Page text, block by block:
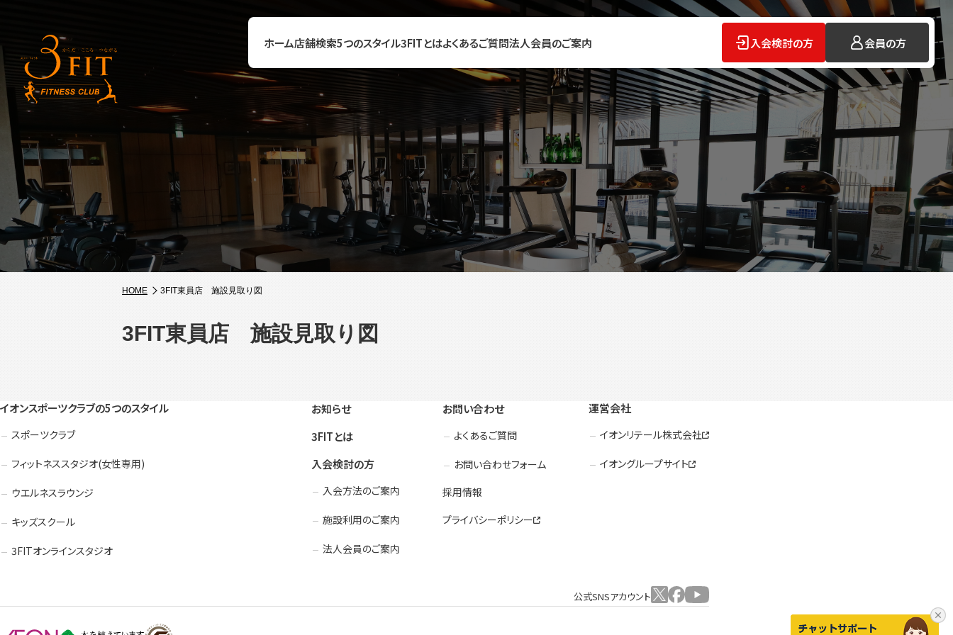
ホーム店舗検索5つのスタイル3FITとはよくあるご質問法人会員のご案内 入会検討の方 会員の方
HOME 3FIT東員店 施設見取り図
3FIT東員店 施設見取り図
イオンスポーツクラブの5つのスタイル
スポーツクラブ
フィットネススタジオ(女性専用)
ウエルネスラウンジ
キッズスクール
3FITオンラインスタジオ
お知らせ
3FITとは
入会検討の方
入会方法のご案内
施設利用のご案内
法人会員のご案内
お問い合わせ
よくあるご質問
お問い合わせフォーム
採用情報
プライバシーポリシー
運営会社
イオンリテール株式会社
イオングループサイト
公式SNSアカウント